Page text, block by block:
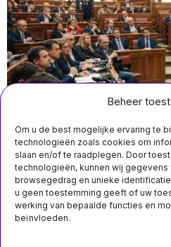
Beheer
Om u de best mogelijke ervaring te
technologieën zoals cookies om
slaan en/of te raadplegen. Door
technologieën, kunnen wij
browsegedrag en unieke
u geen toestemming geeft of uw
werking van bepaalde functies en
beïnvloeden.
augustus 6 15:45
Conte weigert nieuwe
en verdiept Italiaanse